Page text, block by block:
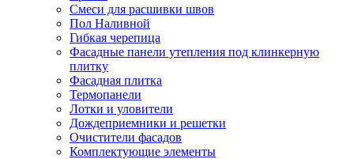
Смеси для расшивки швов
Пол Наливной
Гибкая черепица
Фасадные панели утепления под клинкерную
плитку
Фасадная плитка
Термопанели
Лотки и уловители
Дождеприемники и решетки
Очистители фасадов
Комплектующие элементы